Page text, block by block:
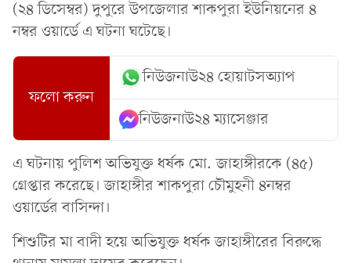
(২৪ ডিসেম্বর) দুপুরে উপজেলার শাকপুরা ইউনিয়নের ৪
নম্বর ওয়ার্ডে এ ঘটনা ঘটেছে।
ফলো করুন
নিউজনাউ২৪ হোয়াটসঅ্যাপ
নিউজনাউ২৪ ম্যাসেঞ্জার
এ ঘটনায় পুলিশ অভিযুক্ত ধর্ষক মো. জাহাঙ্গীরকে (৪৫)
গ্রেপ্তার করেছে। জাহাঙ্গীর শাকপুরা চৌমুহনী ৪নম্বর
ওয়ার্ডের বাসিন্দা।
শিশুটির মা বাদী হয়ে অভিযুক্ত ধর্ষক জাহাঙ্গীরের বিরুদ্ধে